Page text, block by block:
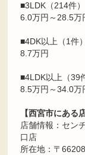
■3LDK（214件）
6.0万円～28.5万
■4DK以上（1件）
8.7万円
■4LDK以上（39
8.5万円～34.0万
【西宮市にある
店舗情報：セン
口店
所在地：〒